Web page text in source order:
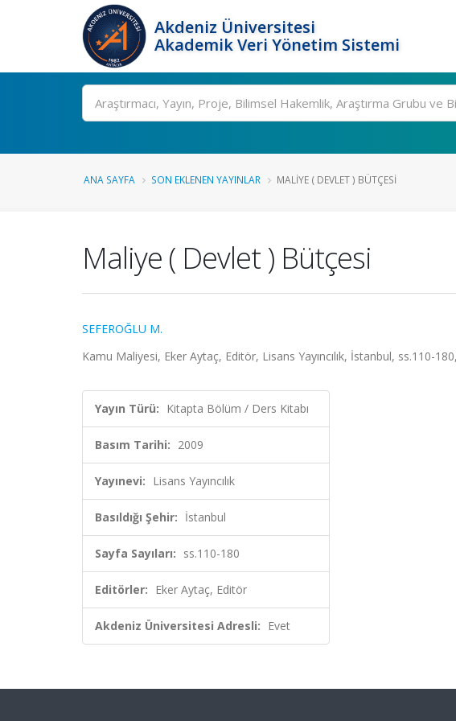
Akdeniz Üniversitesi
Akademik Veri Yönetim Sistemi
Ara
ANA SAYFA SON EKLENEN YAYINLAR MALIYE ( DEVLET ) BÜTÇESI
Maliye ( Devlet ) Bütçesi
SEFEROĞLU M.
Kamu Maliyesi, Eker Aytaç, Editör, Lisans Yayıncılık, İstanbul, ss.110-
Yayın Türü: Kitapta Bölüm / Ders Kitabı
Basım Tarihi: 2009
Yayınevi: Lisans Yayıncılık
Basıldığı Şehir: İstanbul
Sayfa Sayıları: ss.110-180
Editörler: Eker Aytaç, Editör
Akdeniz Üniversitesi Adresli: Evet